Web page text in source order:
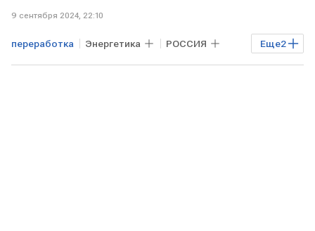
9 сентября 2024, 22:10
Еще2
переработка Энергетика РОССИЯ
УЗБЕКИСТАН добыча угля